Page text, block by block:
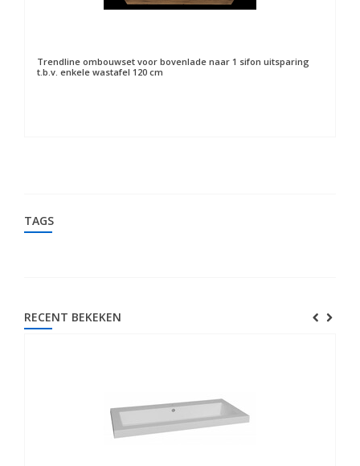
Trendline ombouwset voor bovenlade naar 1 sifon uitsparing
t.b.v. enkele wastafel 120 cm
TAGS
RECENT BEKEKEN